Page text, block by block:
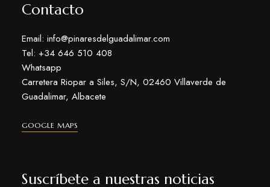
Contacto
Email: info@pinaresdelguadalimar.com
Tel: +34 646 510 408
Whatsapp
Carretera Riopar a Siles, S/N, 02460 Villaverde de
Guadalimar, Albacete
GOOGLE MAPS
Suscríbete a nuestras noticias